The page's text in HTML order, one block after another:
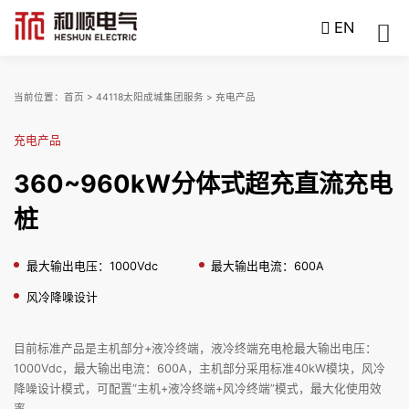
EN
当前位置： 首页 > 44118太阳成城集团服务 > 充电产品
充电产品
360~960kW分体式超充直流充电
桩
最大输出电压：1000Vdc 最大输出电流：600A
风冷降噪设计
目前标准产品是主机部分+液冷终端，液冷终端充电枪最大输出电压：
1000Vdc，最大输出电流：600A，主机部分采用标准40kW模块，风冷
降噪设计模式，可配置“主机+液冷终端+风冷终端”模式，最大化使用效